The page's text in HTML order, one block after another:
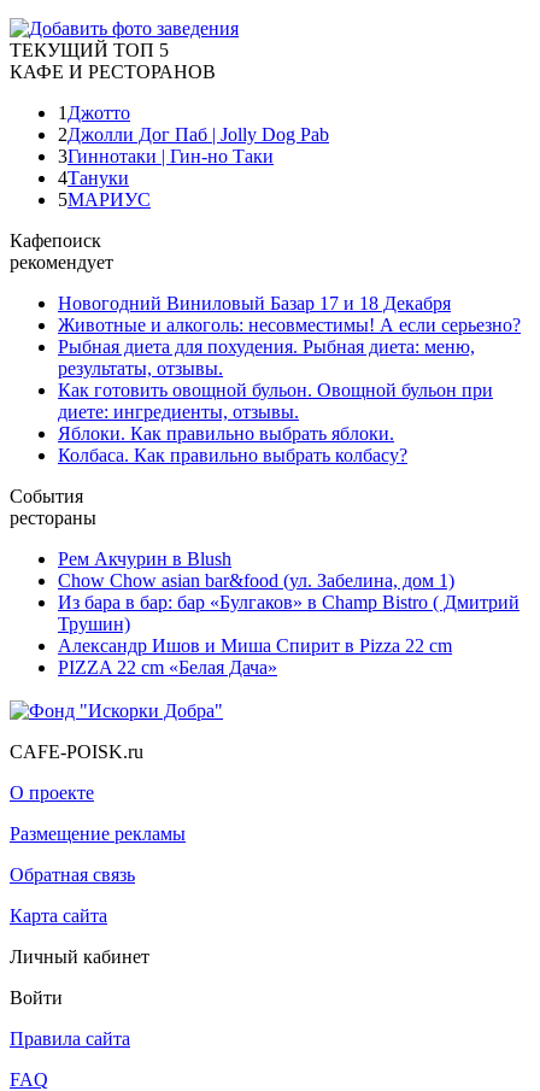
ТЕКУЩИЙ ТОП 5
КАФЕ И РЕСТОРАНОВ
1 Джотто
2Джолли Дог Паб | Jolly Dog Pab
3Гиннотаки | Гин-но Таки
4Тануки
5МАРИУС
Кафепоиск
рекомендует
Новогодний Виниловый Базар 17 и 18 Декабря
Животные и алкоголь: несовместимы! А если серьезно?
Рыбная диета для похудения. Рыбная диета: меню,
результаты, отзывы.
Как готовить овощной бульон. Овощной бульон при
диете: ингредиенты, отзывы.
Яблоки. Как правильно выбрать яблоки.
Колбаса. Как правильно выбрать колбасу?
События
рестораны
Рем Акчурин в Blush
Chow Chow asian bar&food (ул. Забелина, дом 1)
Из бара в бар: бар «Булгаков» в Champ Bistro ( Дмитрий
Трушин)
Александр Ишов и Миша Спирит в Pizza 22 cm
PIZZA 22 cm «Белая Дача»
CAFE-POISK.ru
О проекте
Размещение рекламы
Обратная связь
Карта сайта
Личный кабинет
Войти
Правила сайта
FAQ